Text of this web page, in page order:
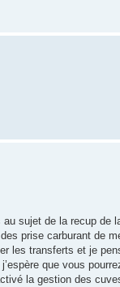
sujet de la recup de
prise carburant de
les transferts et je
que vous
la gestion des